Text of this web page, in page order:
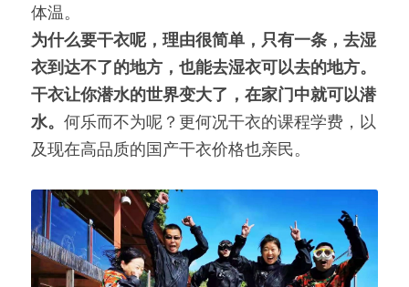
体温。
为什么要干衣呢，理由很简单，只有一条，去湿
衣到达不了的地方，也能去湿衣可以去的地方。
干衣让你潜水的世界变大了，在家门中就可以潜
水。 何乐而不为呢？更何况干衣的课程学费，以
及现在高品质的国产干衣价格也亲民。